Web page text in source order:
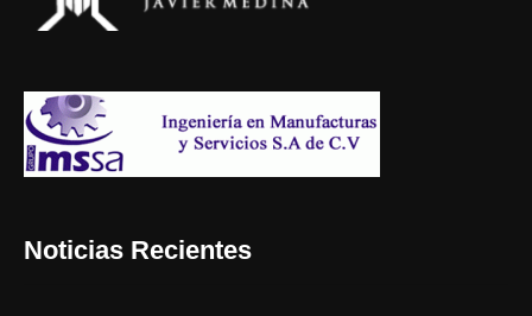
Noticias Recientes